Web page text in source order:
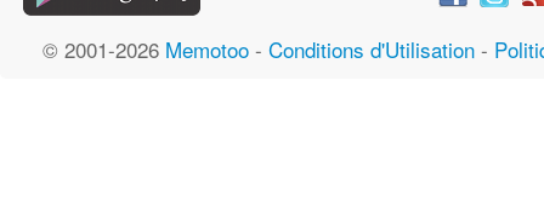
© 2001-2026 Memotoo - Conditions d'Utilisation -